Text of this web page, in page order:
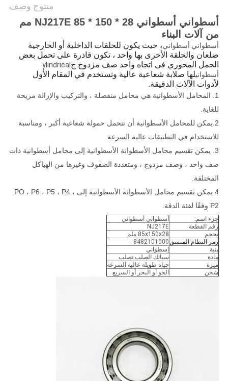
POLICY
منتوج وصف
أسطواني أسطواني NJ217E 85 * 150 * 28 مم
من آلات البناء
أسطواني أسطواني، حيث يكون للحلقات الداخلية أو الخارجية
ضلعان والحلقة الأخرى بها واحد ، تكون قادرة على تحمل بعض
الحمل المحوري في اتجاه واحد صف مزدوج ج ylindrical
أسطوانيلها صلابة شعاعية عالية وتستخدم في المقام الأول
لأدوات الآلات الدقيقة.
1. المحامل الأسطوانية هي محامل منفصلة ، والتركيب والإزالة مريحة
للغاية.
2.يمكن للمحامل الأسطوانية أن تتحمل حمولة شعاعية أكبر ، ومناسبة
للاستخدام في التطبيقات عالية السرعة.
3. يمكن تقسيم محامل الأسطوانة الأسطوانية إلى محامل أسطوانية ذات
صف واحد ، وصف مزدوج ، ومتعددة الصفوف وغيرها من الهياكل
المختلفة.
4 يمكن تقسيم محامل الأسطوانة الأسطوانية إلى PO ، P6 ، P5 ، P4 ،
P2 وفقًا لفئة الدقة.
جزء اسم:
أسطواني أسطواني
رقم القطعة
NJ217E
بحجم
85x150x28 ملم
رمز النظام المنسق8482101000
بنية
إسطواني
مادة
سبائك الصلب تصلب
ميزة
حياة طويلة عالية السرعة
شحن
الجو أو البحر أو السريع